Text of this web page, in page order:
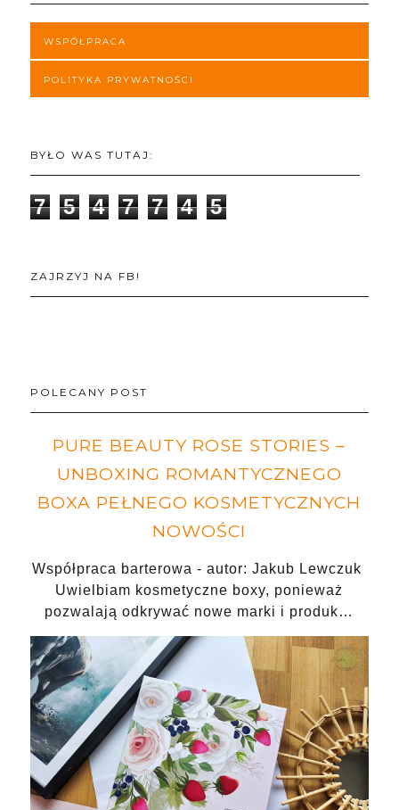
WSPÓŁPRACA
POLITYKA PRYWATNOŚCI
BYŁO WAS TUTAJ:
7 5 4 7 7 4 5
ZAJRZYJ NA FB!
POLECANY POST
PURE BEAUTY ROSE STORIES –
UNBOXING ROMANTYCZNEGO
BOXA PEŁNEGO KOSMETYCZNYCH
NOWOŚCI
Współpraca barterowa - autor: Jakub Lewczuk
Uwielbiam kosmetyczne boxy, ponieważ
pozwalają odkrywać nowe marki i produk…